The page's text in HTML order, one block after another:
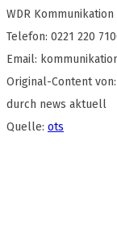
WDR Kommunikation
Telefon: 0221 220
Email:
Original-Content
durch news aktuell
Quelle: ots